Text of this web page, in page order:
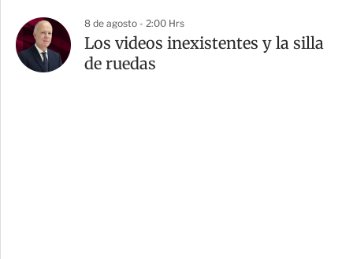
8 de agosto - 2:00 Hrs
Los videos inexistentes y la silla
de ruedas